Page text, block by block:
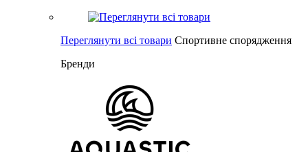
Переглянути всі товари Спортивне спорядження
Бренди